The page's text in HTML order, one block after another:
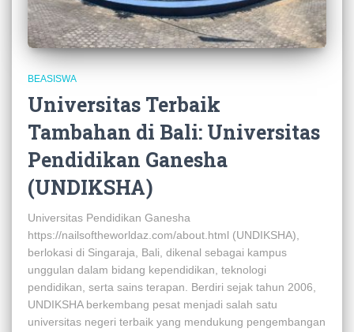
BEASISWA
Universitas Terbaik
Tambahan di Bali: Universitas
Pendidikan Ganesha
(UNDIKSHA)
Universitas Pendidikan Ganesha
https://nailsoftheworldaz.com/about.html (UNDIKSHA),
berlokasi di Singaraja, Bali, dikenal sebagai kampus
unggulan dalam bidang kependidikan, teknologi
pendidikan, serta sains terapan. Berdiri sejak tahun 2006,
UNDIKSHA berkembang pesat menjadi salah satu
universitas negeri terbaik yang mendukung pengembangan